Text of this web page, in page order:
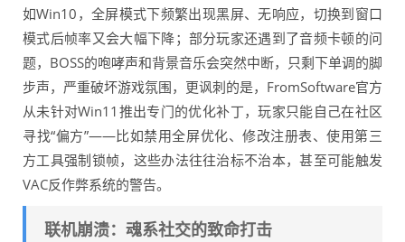
如Win10，全屏模式下频繁出现黑屏、无响应，切换到窗口
模式后帧率又会大幅下降；部分玩家还遇到了音频卡顿的问
题，BOSS的咆哮声和背景音乐会突然中断，只剩下单调的脚
步声，严重破坏游戏氛围，更讽刺的是，FromSoftware官方
从未针对Win11推出专门的优化补丁，玩家只能自己在社区
寻找“偏方”——比如禁用全屏优化、修改注册表、使用第三
方工具强制锁帧，这些办法往往治标不治本，甚至可能触发
VAC反作弊系统的警告。
联机崩溃：魂系社交的致命打击